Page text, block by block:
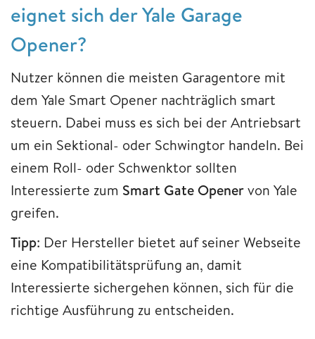
eignet sich der Yale Garage
Opener?
Nutzer können die meisten Garagentore mit
dem Yale Smart Opener nachträglich smart
steuern. Dabei muss es sich bei der Antriebsart
um ein Sektional- oder Schwingtor handeln. Bei
einem Roll- oder Schwenktor sollten
Interessierte zum Smart Gate Openervon Yale
greifen.
Tipp: Der Hersteller bietet auf seiner Webseite
eine Kompatibilitätsprüfung an, damit
Interessierte sichergehen können, sich für die
richtige Ausführung zu entscheiden.